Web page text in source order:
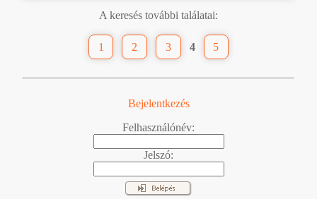
A keresés további találatai:
1 2 3 4 5
Bejelentkezés
Felhasználónév:
Jelszó: